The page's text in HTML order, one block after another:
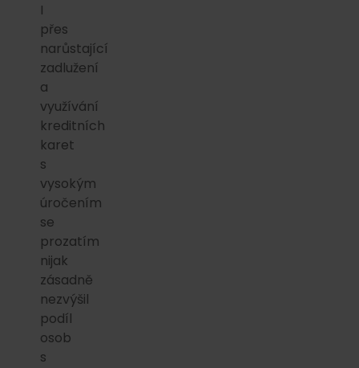
I
přes
narůstající
zadlužení
a
využívání
kreditních
karet
s
vysokým
úročením
se
prozatím
nijak
zásadně
nezvýšil
podíl
osob
s